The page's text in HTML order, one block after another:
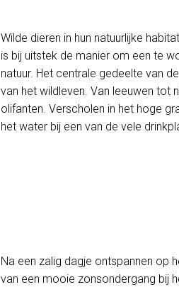
Wilde dieren in hun natuurlijke
is bij uitstek de manier om een te
natuur. Het centrale gedeelte van
van het wildleven. Van leeuwen tot
olifanten. Verscholen in het hoge
het water bij een van de vele
Na een zalig dagje ontspannen op
van een mooie zonsondergang bij